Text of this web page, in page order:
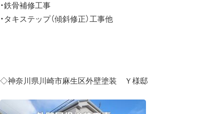
・鉄骨補修工事
・タキステップ（傾斜修正）工事他
◇神奈川県川崎市麻生区外壁塗装 Ｙ様邸